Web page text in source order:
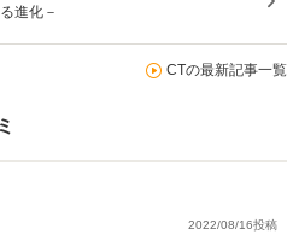
進化－
CTの最新記事一覧
2022/08/16投稿